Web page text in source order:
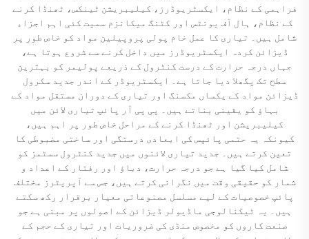
فراہمی کے نظام، ایکسٹریوڈرز، کیلیبریشن ٹینکس، ٹھنڈا کرنے
کے نظام، ہال آف یونٹس اور کٹنگ میکانزم سمیت کئی اہم اجزاء
شامل ہیں۔ تیاری کا عمل خام پولی پروپیلین مواد کو خاص طور پر
ڈیزائن کردہ ایکسٹریوڈرز میں داخل کرنے سے شروع ہوتا ہے،
جہاں درجہ حرارت کے درست کنٹرول کے ذریعے پولیمر کو بہترین
سطح تک پگھلا دیا جاتا ہے۔ ایکسٹریوڈر کے اندر جدید سکرول
ڈیزائن مواد کے یکساں مکسنگ اور تیاری کے دوران مستقل مواد کے
بہاؤ کو یقینی بناتے ہیں۔ پی پی آر پائپ تیاری لائن میں
کیلیبریشن اور ٹھنڈا کرنے کے مراحل خاص طور پر اہم ہیں،
کیونکہ یہ حتمی پائپس کی ابعادی درستگی اور ساختی مضبوطی کا
تعین کرتے ہیں۔ جدید تیاری لائنوں میں جدید کنٹرول سسٹمز کو
شامل کیا گیا ہے جو درجہ حرارت، دباؤ اور رفتار کے اعداد و
شمار کو حقیقی وقت میں نگرانی کرتے ہیں، جس سے آپریٹرز مختلف
پائپ خصوصیات کے لیے مسلسل مصنوعاتی معیار برقرار رکھ سکتے
ہیں۔ یہ ٹیکنالوجی ماڈیولر ڈیزائن کے اصولوں پر مبنی ہے جو
صنعت کاروں کو مخصوص منڈی کی ضروریات اور تیاری کے حجم کے